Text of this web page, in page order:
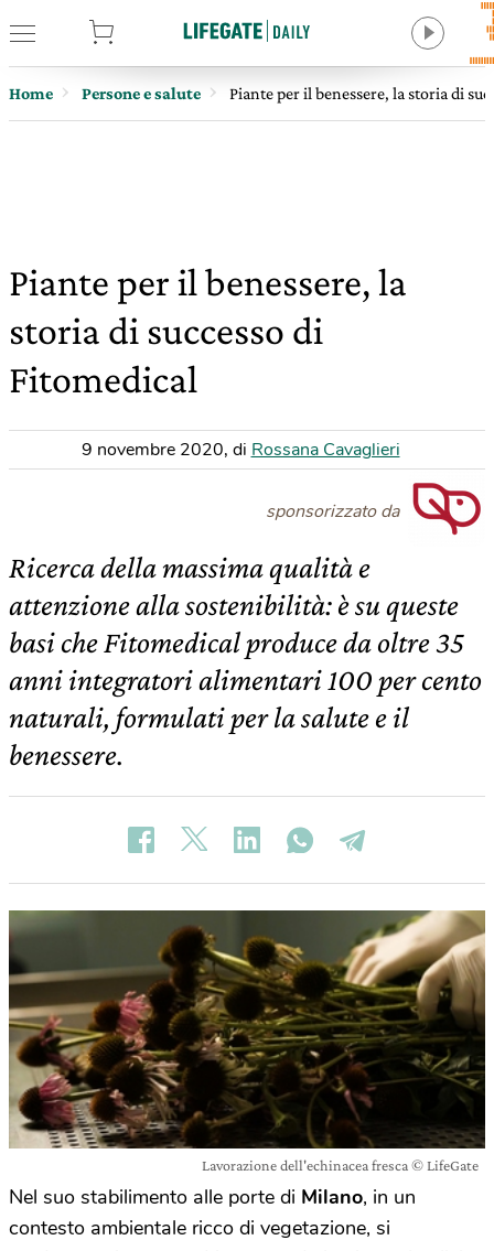
Home Persone e salute Piante per il benessere, la storia di
Piante per il benessere, la
storia di successo di
Fitomedical
9 novembre 2020, di Rossana Cavaglieri
sponsorizzato da
Ricerca della massima qualità e
attenzione alla sostenibilità: è su queste
basi che Fitomedical produce da oltre 35
anni integratori alimentari 100 per cento
naturali, formulati per la salute e il
benessere.
Lavorazione dell'echinacea fresca © LifeGate
Nel suo stabilimento alle porte di Milano, in un
contesto ambientale ricco di vegetazione, si